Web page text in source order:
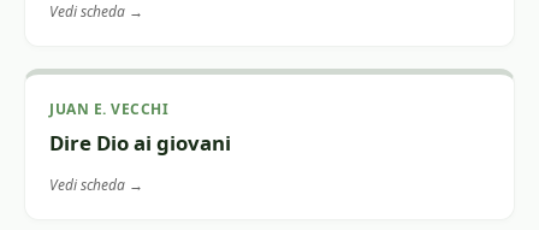
Vedi scheda →
JUAN E. VECCHI
Dire Dio ai giovani
Vedi scheda →